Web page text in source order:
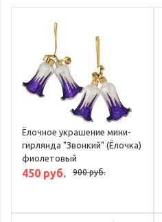
Ёлочное украшение мини-
гирлянда "Звонкий" (Ёлочка)
фиолетовый
450 руб. 900 руб.